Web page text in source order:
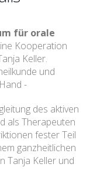
für orale
Kooperation
Keller.
und
-
des aktiven
als Therapeuten
fester Teil
ganzheitlichen
Tanja Keller und